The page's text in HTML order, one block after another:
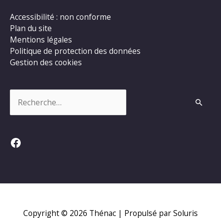
Accessibilité : non conforme
Plan du site
Mentions légales
Politique de protection des données
Gestion des cookies
Facebook
Copyright © 2026 Thénac | Propulsé par Soluris